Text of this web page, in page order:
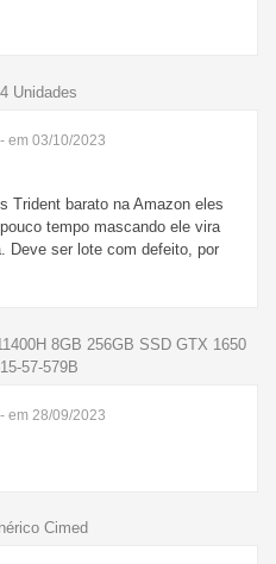
Unidades
- em 03/10/2023
Trident barato na Amazon eles
tempo mascando ele vira
Deve ser lote com defeito, por
8GB 256GB SSD GTX 1650
57-579B
- em 28/09/2023
Cimed